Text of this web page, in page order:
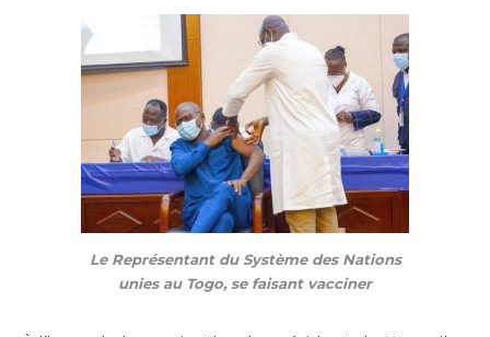
Le Représentant du Système des Nations
unies au Togo, se faisant vacciner